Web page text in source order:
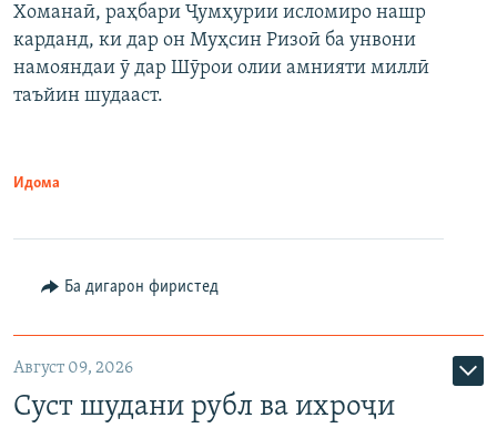
Хоманаӣ, раҳбари Ҷумҳурии исломиро нашр
карданд, ки дар он Муҳсин Ризоӣ ба унвони
намояндаи ӯ дар Шӯрои олии амнияти миллӣ
таъйин шудааст.
Идома
Ба дигарон фиристед
Август 09, 2026
Суст шудани рубл ва ихроҷи